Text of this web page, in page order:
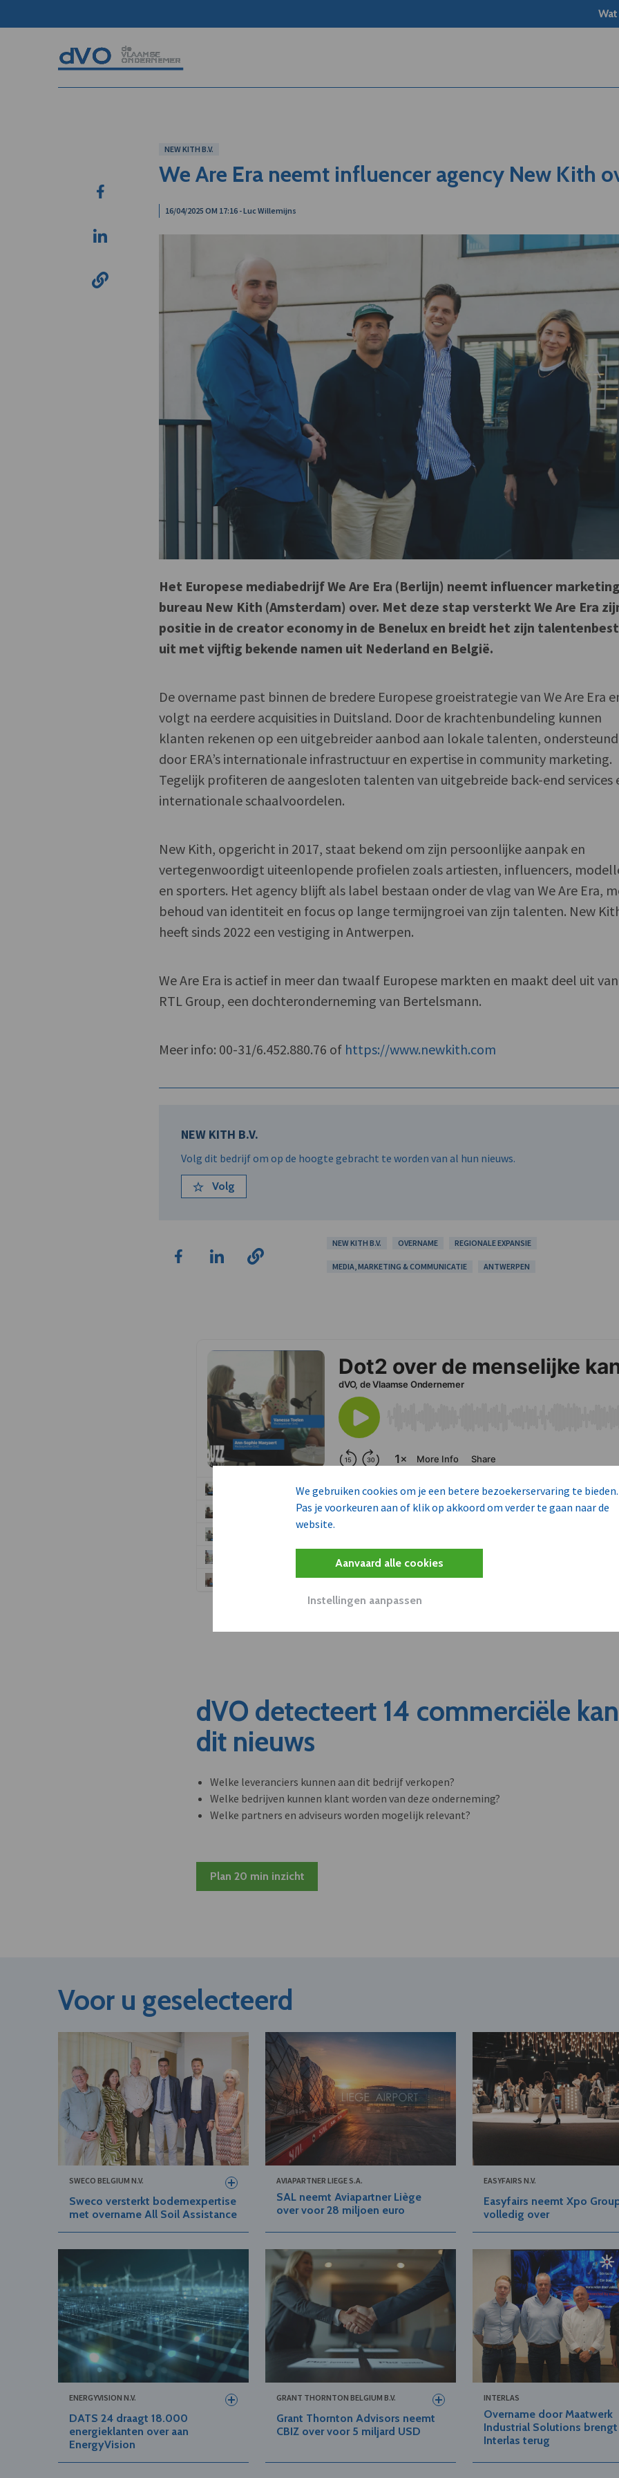
We gebruiken cookies om je een betere bezoekerservaring te bieden.
Pas je voorkeuren aan of klik op akkoord om verder te gaan naar de
website.
Aanvaard alle cookies
Instellingen aanpassen
NEW KITH B.V.
We Are Era neemt influencer agency New Kith
16/04/2025 OM 17:16 - Luc Willemijns
Het Europese mediabedrijf We Are Era (Berlijn) neemt influencer
bureau New Kith (Amsterdam) over. Met deze stap versterkt We Are Era
positie in de creator economy in de Benelux en breidt het zijn
uit met vijftig bekende namen uit Nederland en België.
De overname past binnen de bredere Europese groeistrategie van We Are Era
volgt na eerdere acquisities in Duitsland. Door de krachtenbundeling kunnen
klanten rekenen op een uitgebreider aanbod aan lokale talenten, ondersteund
door ERA’s internationale infrastructuur en expertise in community marketing.
Tegelijk profiteren de aangesloten talenten van uitgebreide back-end services
internationale schaalvoordelen.
New Kith, opgericht in 2017, staat bekend om zijn persoonlijke aanpak en
vertegenwoordigt uiteenlopende profielen zoals artiesten, influencers,
en sporters. Het agency blijft als label bestaan onder de vlag van We Are Era,
behoud van identiteit en focus op lange termijngroei van zijn talenten. New
heeft sinds 2022 een vestiging in Antwerpen.
We Are Era is actief in meer dan twaalf Europese markten en maakt deel uit
RTL Group, een dochteronderneming van Bertelsmann.
Meer info: 00-31/6.452.880.76 of https://www.newkith.com
NEW KITH B.V.
Volg dit bedrijf om op de hoogte gebracht te worden van al hun nieuws.
Volg
NEW KITH B.V. OVERNAME REGIONALE EXPANSIE
MEDIA, MARKETING & COMMUNICATIE ANTWERPEN
dVO detecteert 14 commerciële
dit nieuws
Welke leveranciers kunnen aan dit bedrijf verkopen?
Welke bedrijven kunnen klant worden van deze onderneming?
Welke partners en adviseurs worden mogelijk relevant?
Plan 20 min inzicht
Voor u geselecteerd
SWECO BELGIUM N.V.
Sweco versterkt bodemexpertise
met overname All Soil Assistance
AVIAPARTNER LIEGE S.A.
SAL neemt Aviapartner Liège
over voor 28 miljoen euro
EASYFAIRS N.V.
Easyfairs neemt Xpo
volledig over
ENERGYVISION N.V.
DATS 24 draagt 18.000
energieklanten over aan
EnergyVision
GRANT THORNTON BELGIUM B.V.
Grant Thornton Advisors neemt
CBIZ over voor 5 miljard USD
INTERLAS
Overname door Maatwerk
Industrial Solutions brengt
Interlas terug